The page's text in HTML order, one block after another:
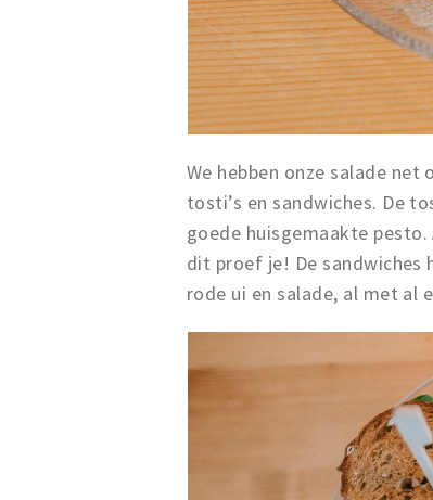
We hebben onze salade
tosti’s en sandwiches. De
goede huisgemaakte
dit proef je! De sandwiches
rode ui en salade, al met al